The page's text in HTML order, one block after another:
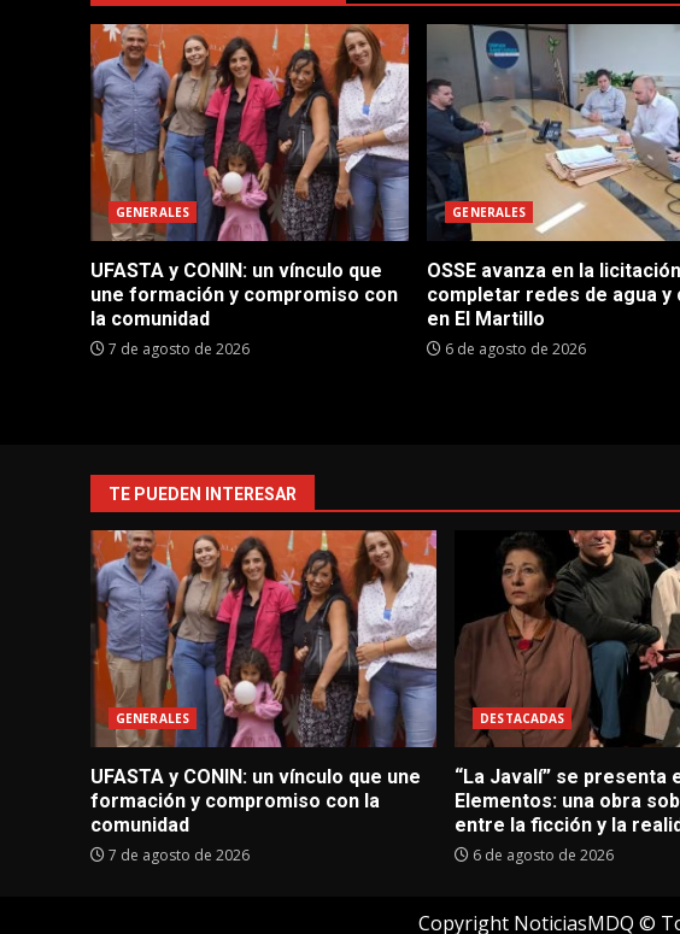
GENERALES
UFASTA y CONIN: un vínculo que
une formación y compromiso con
la comunidad
7 de agosto de 2026
GENERALES
OSSE avanza en la
completar redes de agua y
en El Martillo
6 de agosto de 2026
TE PUEDEN INTERESAR
GENERALES
UFASTA y CONIN: un vínculo que une
formación y compromiso con la
comunidad
7 de agosto de 2026
DESTACADAS
“La Javalí” se presenta
Elementos: una obra
entre la ficción y la
6 de agosto de 2026
Copyright NoticiasMDQ ©